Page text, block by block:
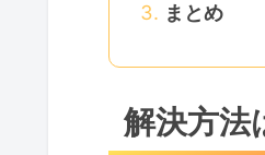
まとめ
解決方法